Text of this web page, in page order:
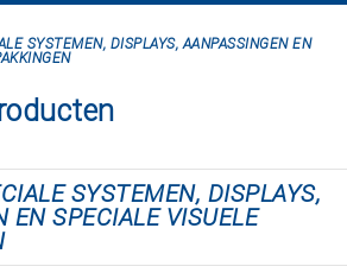
SYSTEMEN, DISPLAYS, AANPASSINGEN EN
SYSTEMEN, DISPLAYS,
EN SPECIALE VISUELE